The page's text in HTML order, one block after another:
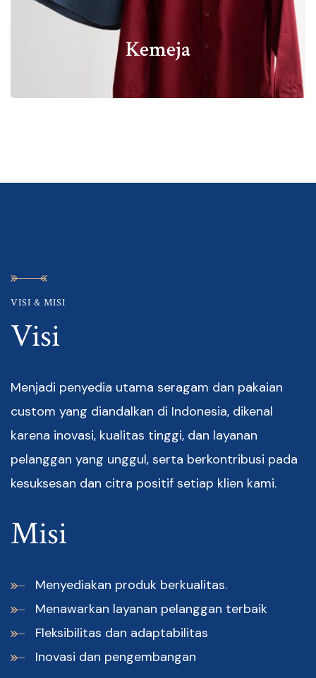
Kemeja
VISI & MISI
Visi
Menjadi penyedia utama seragam dan pakaian
custom yang diandalkan di Indonesia, dikenal
karena inovasi, kualitas tinggi, dan layanan
pelanggan yang unggul, serta berkontribusi pada
kesuksesan dan citra positif setiap klien kami.
Misi
Menyediakan produk berkualitas.
Menawarkan layanan pelanggan terbaik
Fleksibilitas dan adaptabilitas
Inovasi dan pengembangan